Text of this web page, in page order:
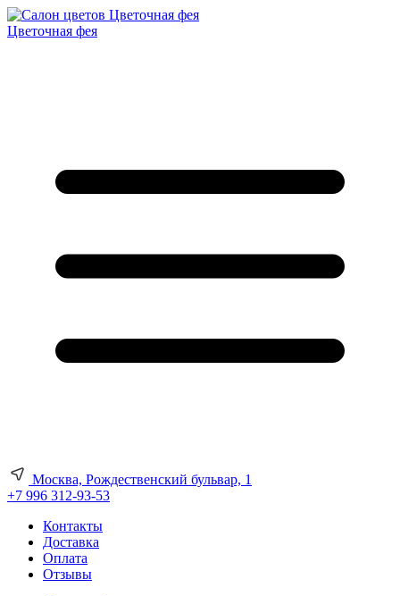
Цветочная фея
Москва, Рождественский бульвар, 1
+7 996 312-93-53
Контакты
Доставка
Оплата
Отзывы